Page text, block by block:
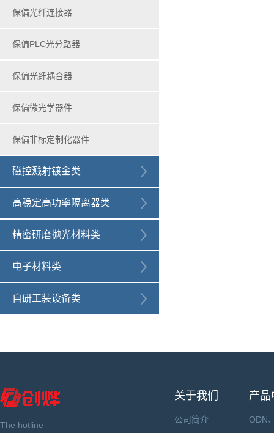
保偏光纤连接器
保偏PLC光分路器
保偏光纤耦合器
保偏微光学器件
保偏非标定制化器件
磁控溅射镀金类
高稳定高功率隔离器类
精密研磨抛光材料类
电子材料类
自研工装设备类
The hotline
关于我们
公司简介
产品
ODN